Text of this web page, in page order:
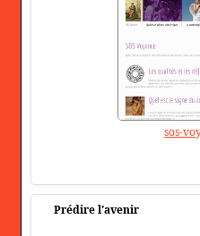
sos-
Prédire l'avenir